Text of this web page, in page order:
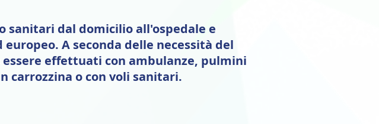
sanitari dal domicilio all'ospedale e
A seconda delle necessità del
effettuati con ambulanze, pulmini
carrozzina o con voli sanitari.